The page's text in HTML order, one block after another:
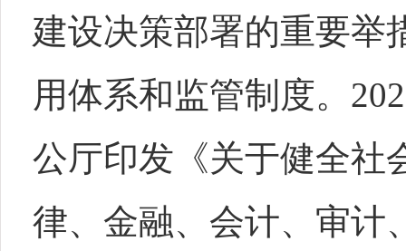
建设决策部署的重要举
用体系和监管制度。
公厅印发《关于健全社
律、金融、会计、审计